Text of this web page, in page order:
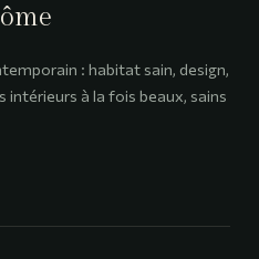
conserver
au Château sous
une nouvelle
: habitat sain, design,
à la fois beaux, sains